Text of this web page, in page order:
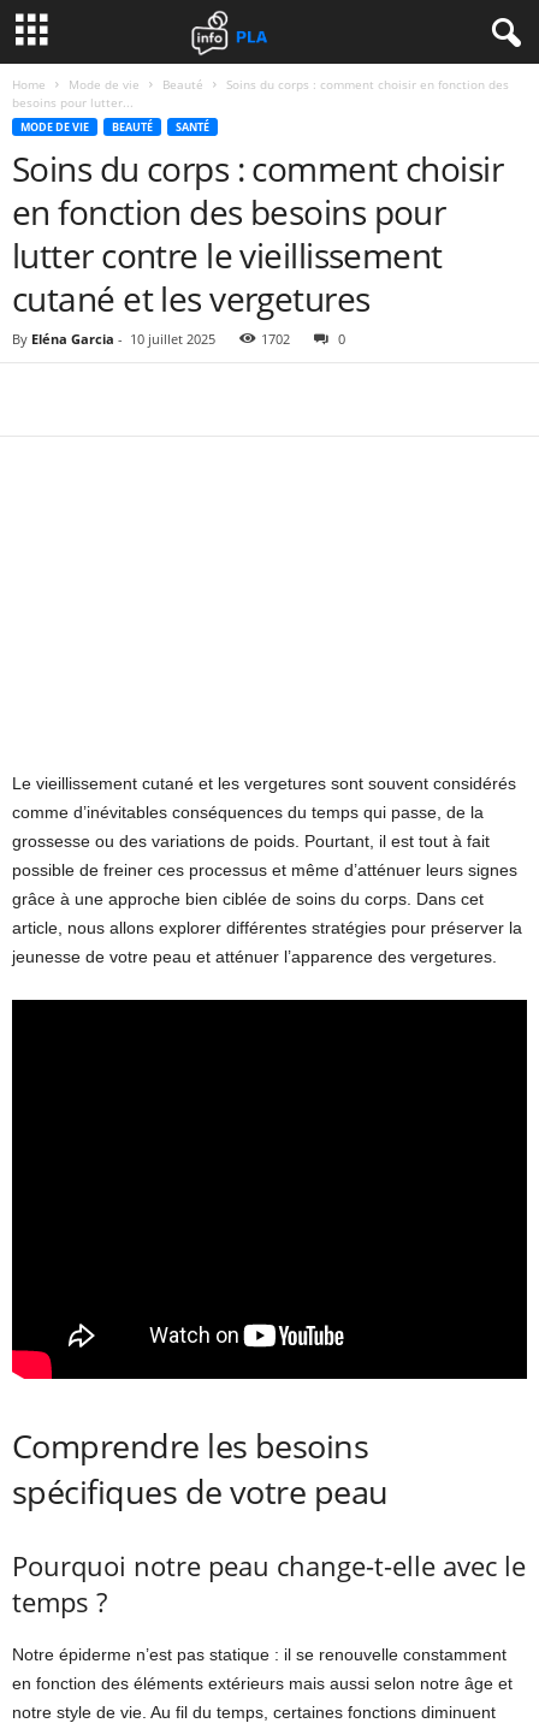
Home Mode de vie Beauté
Soins du corps : comment choisir en fonction des
besoins pour lutter...
MODE DE VIE BEAUTÉ SANTÉ
Soins du corps : comment choisir
en fonction des besoins pour
lutter contre le vieillissement
cutané et les vergetures
By Eléna Garcia - 10 juillet 2025 1702 0
Le vieillissement cutané et les vergetures sont souvent considérés
comme d’inévitables conséquences du temps qui passe, de la
grossesse ou des variations de poids. Pourtant, il est tout à fait
possible de freiner ces processus et même d’atténuer leurs signes
grâce à une approche bien ciblée de soins du corps. Dans cet
article, nous allons explorer différentes stratégies pour préserver la
jeunesse de votre peau et atténuer l’apparence des vergetures.
Comprendre les besoins
spécifiques de votre peau
Pourquoi notre peau change-t-elle avec le
temps ?
Notre épiderme n’est pas statique : il se renouvelle constamment
en fonction des éléments extérieurs mais aussi selon notre âge et
notre style de vie. Au fil du temps, certaines fonctions diminuent